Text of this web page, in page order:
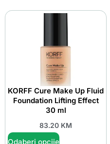
KORFF Cure Make Up Fluid
Foundation Lifting Effect
30 ml
83.20 KM
Odaberi opcije